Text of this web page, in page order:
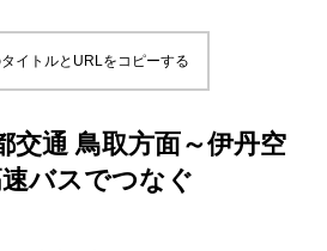
イトルとURLをコピーする
交通 鳥取方面～伊丹空
バスでつなぐ